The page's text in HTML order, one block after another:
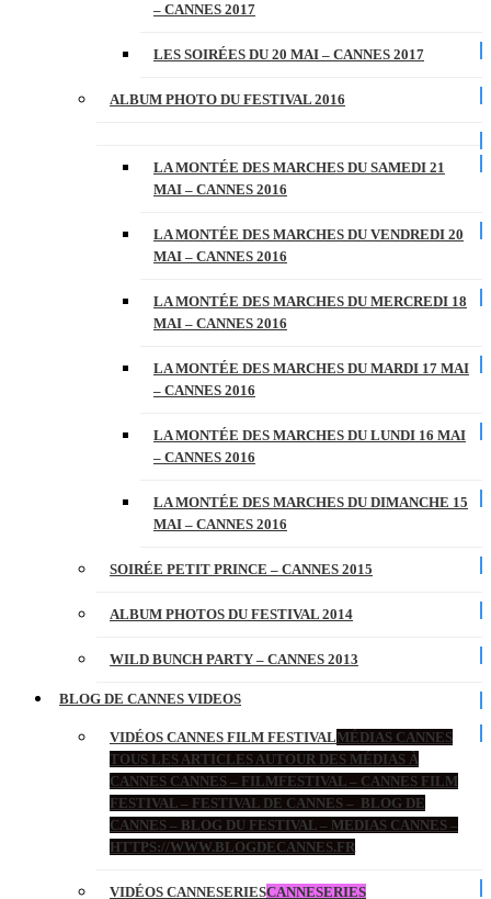
– CANNES 2017
LES SOIRÉES DU 20 MAI – CANNES 2017
ALBUM PHOTO DU FESTIVAL 2016
LA MONTÉE DES MARCHES DU SAMEDI 21
MAI – CANNES 2016
LA MONTÉE DES MARCHES DU VENDREDI 20
MAI – CANNES 2016
LA MONTÉE DES MARCHES DU MERCREDI 18
MAI – CANNES 2016
LA MONTÉE DES MARCHES DU MARDI 17 MAI
– CANNES 2016
LA MONTÉE DES MARCHES DU LUNDI 16 MAI
– CANNES 2016
LA MONTÉE DES MARCHES DU DIMANCHE 15
MAI – CANNES 2016
SOIRÉE PETIT PRINCE – CANNES 2015
ALBUM PHOTOS DU FESTIVAL 2014
WILD BUNCH PARTY – CANNES 2013
BLOG DE CANNES VIDEOS
VIDÉOS CANNES FILM FESTIVALMÉDIAS CANNES
TOUS LES ARTICLES AUTOUR DES MÉDIAS À
CANNES CANNES – FILMFESTIVAL – CANNES FILM
FESTIVAL – FESTIVAL DE CANNES – BLOG DE
CANNES – BLOG DU FESTIVAL – MEDIAS CANNES –
HTTPS://WWW.BLOGDECANNES.FR
VIDÉOS CANNESERIESCANNESERIES